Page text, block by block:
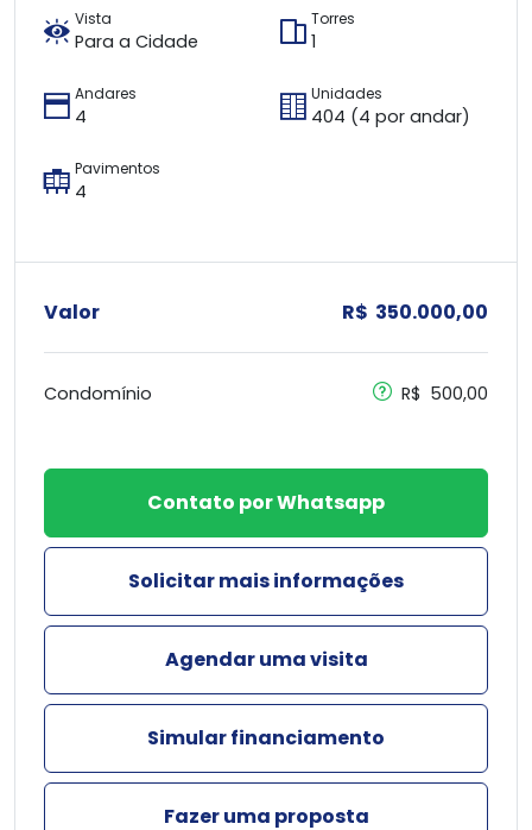
Vista
Para a Cidade
Torres
1
Andares
4
Unidades
404 (4 por andar)
Pavimentos
4
Valor R$ 350.000,00
Condomínio R$ 500,00
Contato por Whatsapp
Solicitar mais informações
Agendar uma visita
Simular financiamento
Fazer uma proposta